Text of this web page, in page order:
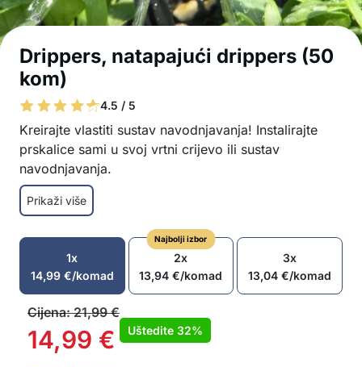
Drippers, natapajući drippers (50
kom)
4.5 / 5
Kreirajte vlastiti sustav navodnjavanja! Instalirajte
prskalice sami u svoj vrtni crijevo ili sustav
navodnjavanja.
Rješenje za učinkovito i jednostavno
navodnjavanje sadnica, povrća, cvijeća i
360° podesivi sprej – savršena kontrola nad
smjerom i intenzitetom prskanja
8 otvora za prskanje i slobodan protok – za
ravnomjerno i ciljano navodnjavanje bez
začepljenja
Jednostavno podešavanje protoka – s
Prikaži više
1x
14,99 €/komad
Najbolji izbor
2x
13,94€/komad
3x
13,04€/komad
Cijena:21,99€
14,99 € Uštedite 32%